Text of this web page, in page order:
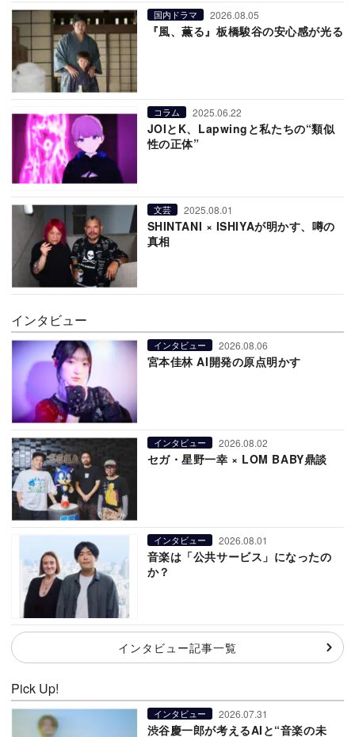
国内ドラマ 2026.08.05
『風、薫る』板橋駿谷の安心感が光る
コラム 2025.06.22
JOIとK、Lapwingと私たちの“類似
性の正体”
文芸 2025.08.01
SHINTANI × ISHIYAが明かす、噂の
真相
インタビュー
インタビュー 2026.08.06
宮本佳林 AI開発の原点明かす
インタビュー 2026.08.02
セガ・星野一幸 × LOM BABY鼎談
インタビュー 2026.08.01
音楽は「公共サービス」になったの
か？
インタビュー記事一覧
Pick Up!
インタビュー 2026.07.31
渋谷慶一郎が考えるAIと“音楽の未